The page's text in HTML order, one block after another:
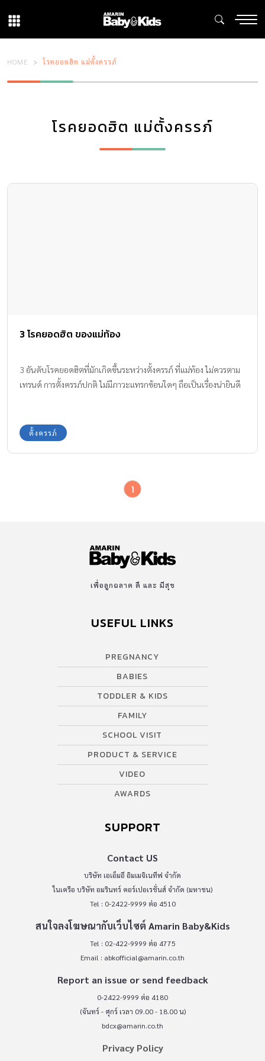
HOME โรคยอดฮิต แม่ตั้งครรภ์
โรคยอดฮิต แม่ตั้งครรภ์
3 โรคยอดฮิต ของแม่ท้อง
3 อันดับโรคยอดฮิตที่มักเกิดขึ้นระหว่างตั้งครรภ์ ที่แม่ท้อง ไม่ควรตาม
เทรนด์ การตั้งครรภ์ปกติ ไม่มีภาวะแทรกซ้อนใดๆ ถือเป็นเรื่องน่ายินดี
ตั้งครรภ์
1
เพื่อลูกฉลาด ดี และ มีสุข
USEFUL LINKS
PREGNANCY
BABIES
TODDLER & KIDS
FAMILY
SCHOOL VISIT
PRODUCT & SERVICE
VIDEO
AWARDS
SUPPORT
Contact US
บริษัท เอเอ็มอี อิมเมจิเนทีฟ จำกัด
ในเครือ บริษัท อมรินทร์ คอร์เปอเรชั่นส์ จำกัด (มหาชน)
Tel : 0-2422-9999 ต่อ 4510
สนใจลงโฆษณากับเว็บไซต์ Amarin Baby&Kids
Tel : 02-422-9999 ต่อ 4775
Email : abkofficial@amarin.co.th
Report an issue or send feedback
0-2422-9999 ต่อ 4180
(จันทร์ - ศุกร์ เวลา 09.00 - 18.00 น)
bdcx@amarin.co.th
Privacy Policy